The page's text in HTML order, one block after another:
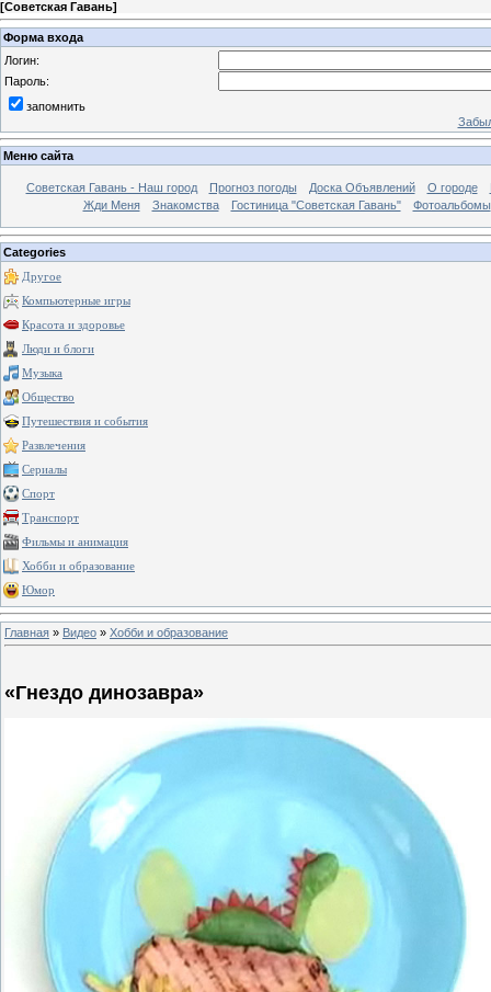
[Советская Гавань]
Форма входа
Логин:
Пароль:
запомнить
Меню сайта
Советская Гавань - Наш город Прогноз погоды Доска Объявлений О городе
Жди Меня
Знакомства Гостиница "Советская Гавань" Фотоальбомы
Categories
Другое
Компьютерные игры
Красота и здоровье
Люди и блоги
Музыка
Общество
Путешествия и события
Развлечения
Сериалы
Спорт
Транспорт
Фильмы и анимация
Хобби и образование
Юмор
Главная » Видео » Хобби и образование
«Гнездо динозавра»